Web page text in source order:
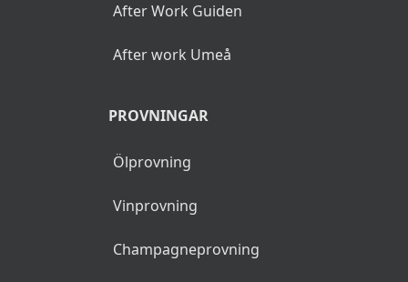
After Work Guiden
After work Umeå
PROVNINGAR
Ölprovning
Vinprovning
Champagneprovning